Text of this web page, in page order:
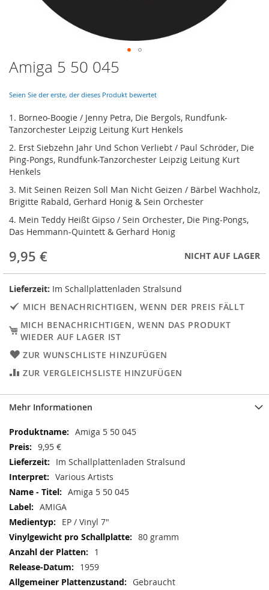
Skip
to
beginning
of
the
images
gallery
Amiga 5 50 045
Seien Sie der erste, der dieses Produkt bewertet
1. Borneo-Boogie / Jenny Petra, Die Bergols, Rundfunk-
Tanzorchester Leipzig Leitung Kurt Henkels
2. Erst Siebzehn Jahr Und Schon Verliebt / Paul Schröder, Die
Ping-Pongs, Rundfunk-Tanzorchester Leipzig Leitung Kurt
Henkels
3. Mit Seinen Reizen Soll Man Nicht Geizen / Bärbel Wachholz,
Brigitte Rabald, Gerhard Honig & Sein Orchester
4. Mein Teddy Heißt Gipso / Sein Orchester, Die Ping-Pongs,
Das Hemmann-Quintett & Gerhard Honig
9,95 € NICHT AUF LAGER
Lieferzeit: Im Schallplattenladen Stralsund
MICH BENACHRICHTIGEN, WENN DER PREIS FÄLLT
MICH BENACHRICHTIGEN, WENN DAS PRODUKT
WIEDER AUF LAGER IST
ZUR WUNSCHLISTE HINZUFÜGEN
ZUR VERGLEICHSLISTE HINZUFÜGEN
Mehr Informationen
Mehr
Informationen
Amiga 5 50 045
9,95 €
Im Schallplattenladen Stralsund
Various Artists
Amiga 5 50 045
AMIGA
EP / Vinyl 7"
80 gramm
1
1959
Gebraucht